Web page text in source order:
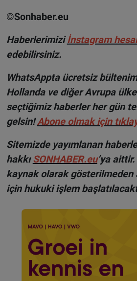
©Sonhaber.eu
Haberlerimizi İnstagram
edebilirsiniz.
WhatsAppta ücretsiz
Hollanda ve diğer Avrupa
seçtiğimiz haberler her gün
gelsin!Abone olmak için
Sitemizde yayımlanan
hakkıSONHABER.eu’ya
kaynak olarak gösterilmeden
için hukuki işlem